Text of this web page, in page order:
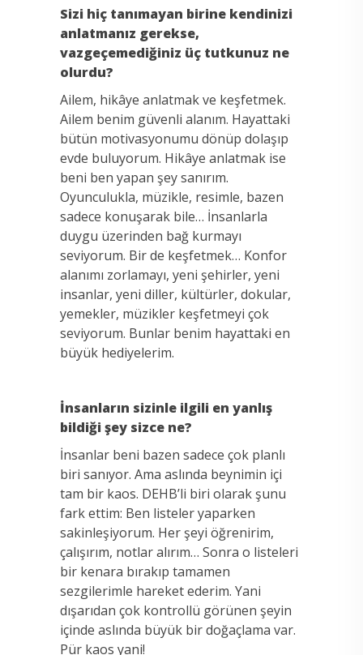
Sizi hiç tanımayan birine kendinizi
anlatmanız gerekse,
vazgeçemediğiniz üç tutkunuz ne
olurdu?
Ailem, hikâye anlatmak ve keşfetmek.
Ailem benim güvenli alanım. Hayattaki
bütün motivasyonumu dönüp dolaşıp
evde buluyorum. Hikâye anlatmak ise
beni ben yapan şey sanırım.
Oyunculukla, müzikle, resimle, bazen
sadece konuşarak bile… İnsanlarla
duygu üzerinden bağ kurmayı
seviyorum. Bir de keşfetmek… Konfor
alanımı zorlamayı, yeni şehirler, yeni
insanlar, yeni diller, kültürler, dokular,
yemekler, müzikler keşfetmeyi çok
seviyorum. Bunlar benim hayattaki en
büyük hediyelerim.
İnsanların sizinle ilgili en yanlış
bildiği şey sizce ne?
İnsanlar beni bazen sadece çok planlı
biri sanıyor. Ama aslında beynimin içi
tam bir kaos. DEHB’li biri olarak şunu
fark ettim: Ben listeler yaparken
sakinleşiyorum. Her şeyi öğrenirim,
çalışırım, notlar alırım… Sonra o listeleri
bir kenara bırakıp tamamen
sezgilerimle hareket ederim. Yani
dışarıdan çok kontrollü görünen şeyin
içinde aslında büyük bir doğaçlama var.
Pür kaos yani!